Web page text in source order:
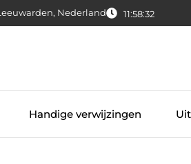
Nederland 11:58:33
Handige verwijzingen